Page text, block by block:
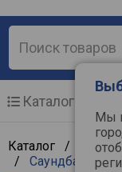
Мы
Каталог
Каталог /
/ Саундбары/